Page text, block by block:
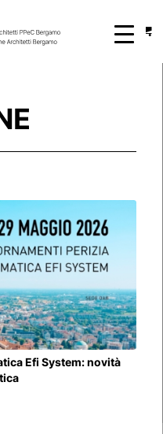
Efi System: novità